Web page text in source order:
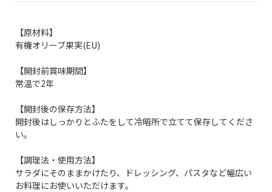
【原材料】
有機オリーブ果実(EU)
【開封前賞味期間】
常温で2年
【開封後の保存方法】
開封後はしっかりとふたをして冷暗所で立てて保存してくださ
い。
【調理法・使用方法】
サラダにそのままかけたり、ドレッシング、パスタなど幅広い
お料理にお使いいただけます。